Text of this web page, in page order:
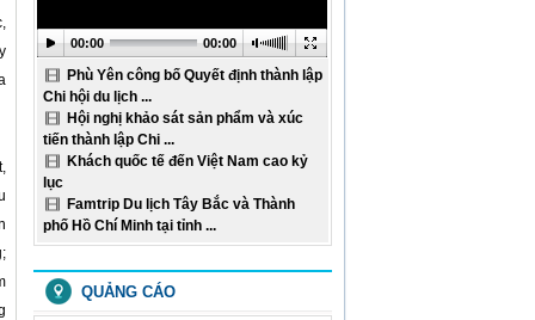
đến ...
07:59:14 | 21-01-2020
LỊCH HOẠT ĐỘNG TUẦN
04 (Từ ngày 20/01/2020
đến ...
LỊCH HOẠT ĐỘNG TUẦN
03 (Từ ngày 13/01/2020
01:40:27 | 16-01-2020
LỊCH HOẠT ĐỘNG TUẦN
đến ...
09:09:14 | 07-01-2020
00:00 00:00
Phù Yên công bố Quyết định thành lập
Chi hội du lịch ...
Hội nghị khảo sát sản phẩm và xúc
tiến thành lập Chi ...
Khách quốc tế đến Việt Nam cao kỷ
lục
Famtrip Du lịch Tây Bắc và Thành
phố Hồ Chí Minh tại tỉnh ...
QUẢNG CÁO